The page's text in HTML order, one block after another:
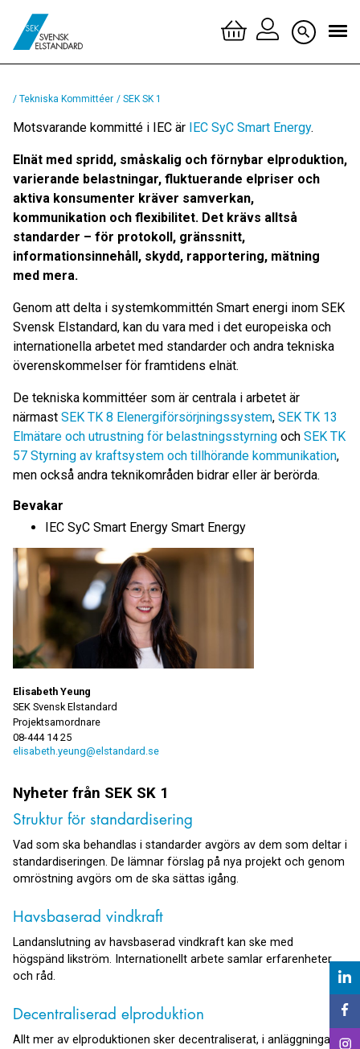
/ Tekniska Kommittéer / SEK SK 1
Motsvarande kommitté i IEC är IEC SyC Smart Energy.
Elnät med spridd, småskalig och förnybar elproduktion,
varierande belastningar, fluktuerande elpriser och
aktiva konsumenter kräver samverkan,
kommunikation och flexibilitet. Det krävs alltså
standarder – för protokoll, gränssnitt,
informationsinnehåll, skydd, rapportering, mätning
med mera.
Genom att delta i systemkommittén Smart energi inom SEK
Svensk Elstandard, kan du vara med i det europeiska och
internationella arbetet med standarder och andra tekniska
överenskommelser för framtidens elnät.
De tekniska kommittéer som är centrala i arbetet är
närmast SEK TK 8 Elenergiförsörjningssystem, SEK TK 13
Elmätare och utrustning för belastningsstyrning och SEK TK
57 Styrning av kraftsystem och tillhörande kommunikation,
men också andra teknikområden bidrar eller är berörda.
Bevakar
IEC SyC Smart Energy Smart Energy
Elisabeth Yeung
SEK Svensk Elstandard
Projektsamordnare
08-444 14 25
elisabeth.yeung@elstandard.se
Nyheter från SEK SK 1
Struktur för standardisering
Vad som ska behandlas i standarder avgörs av dem som deltar i
standardiseringen. De lämnar förslag på nya projekt och genom
omröstning avgörs om de ska sättas igång.
Havsbaserad vindkraft
Landanslutning av havsbaserad vindkraft kan ske med
högspänd likström. Internationellt arbete samlar erfarenheter
och råd.
Decentraliserad elproduktion
Allt mer av elproduktionen sker decentraliserat, i anläggningar